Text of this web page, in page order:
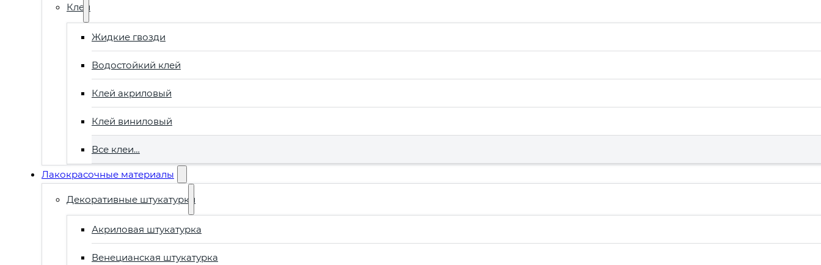
Клеи
Жидкие гвозди
Водостойкий клей
Клей акриловый
Клей виниловый
Все клеи…
Лакокрасочные материалы
Декоративные штукатурки
Акриловая штукатурка
Венецианская штукатурка